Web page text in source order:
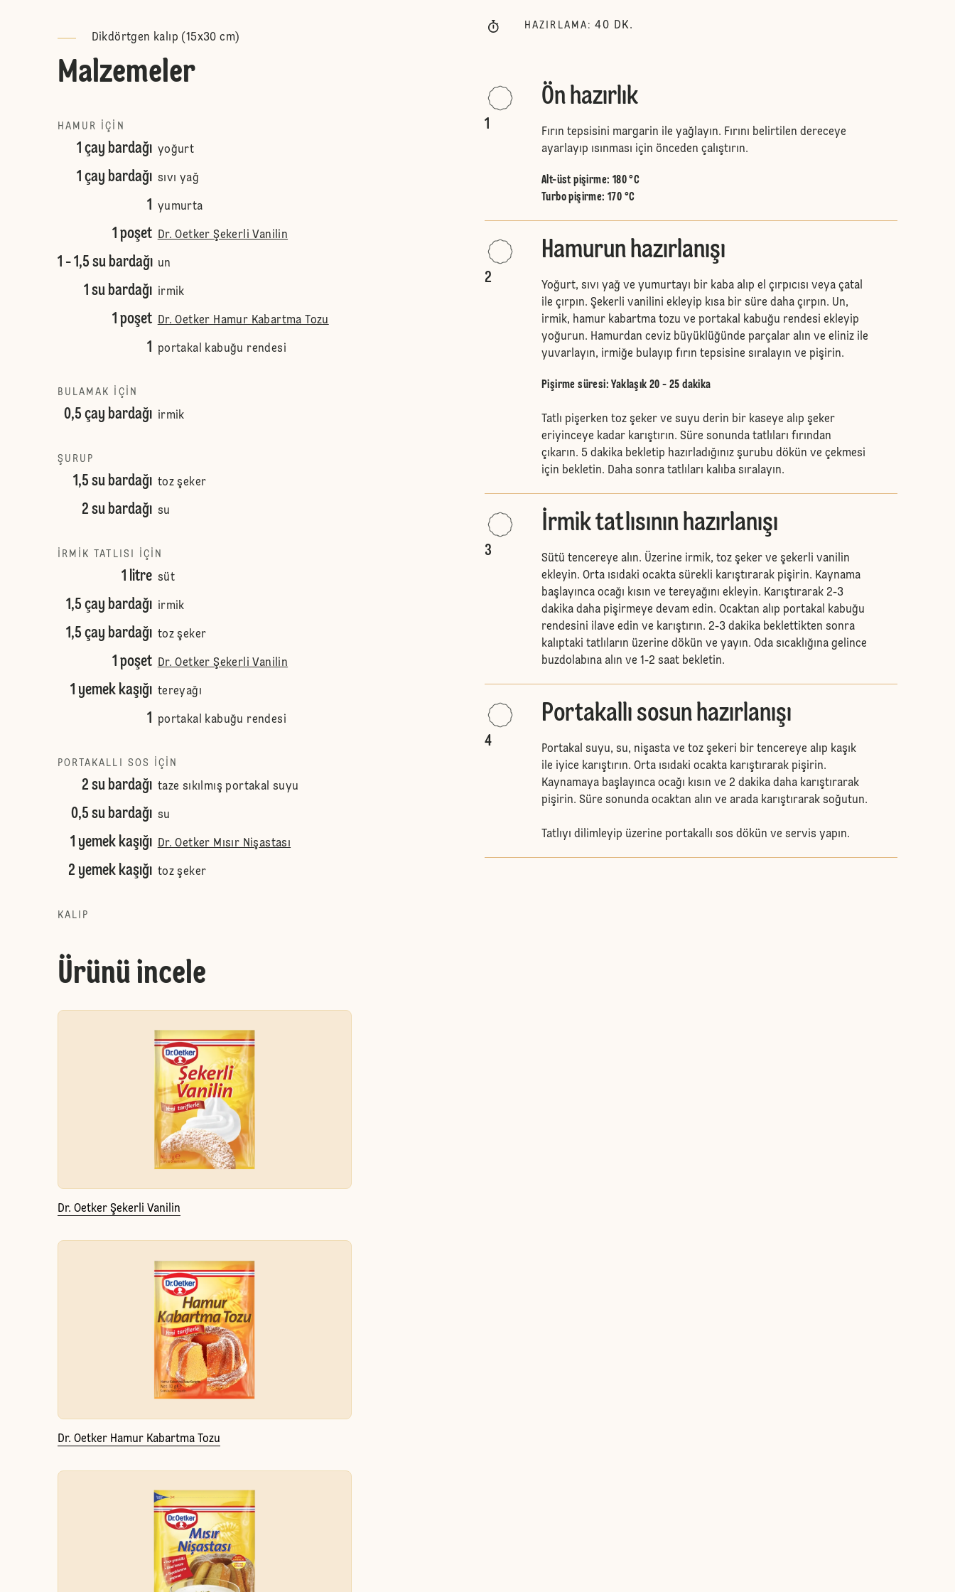
Dikdörtgen kalıp (15x30 cm)
Malzemeler
HAMUR IÇIN
1 çay bardağı yoğurt
1 çay bardağı sıvı yağ
1 yumurta
1 poşet Dr. Oetker Şekerli Vanilin
1 - 1,5 su bardağı un
1 su bardağı irmik
1 poşet Dr. Oetker Hamur Kabartma Tozu
1 portakal kabuğu rendesi
BULAMAK IÇIN
0,5 çay bardağı irmik
ŞURUP
1,5 su bardağı toz şeker
2 su bardağı su
İRMIK TATLISI IÇIN
1 litre süt
1,5 çay bardağı irmik
1,5 çay bardağı toz şeker
1 poşet Dr. Oetker Şekerli Vanilin
1 yemek kaşığı tereyağı
1 portakal kabuğu rendesi
PORTAKALLI SOS IÇIN
2 su bardağı taze sıkılmış portakal suyu
0,5 su bardağı su
1 yemek kaşığı Dr. Oetker Mısır Nişastası
2 yemek kaşığı toz şeker
KALIP
Ürünü incele
Dr. Oetker Şekerli Vanilin
Dr. Oetker Hamur Kabartma Tozu
HAZIRLAMA : 40 DK.
1
Ön hazırlık
Fırın tepsisini margarin ile yağlayın. Fırını belirtilen dereceye
ayarlayıp ısınması için önceden çalıştırın.
Alt-üst pişirme: 180 °C
Turbo pişirme: 170 °C
2
Hamurun hazırlanışı
Yoğurt, sıvı yağ ve yumurtayı bir kaba alıp el çırpıcısı veya çatal
ile çırpın. Şekerli vanilini ekleyip kısa bir süre daha çırpın. Un,
irmik, hamur kabartma tozu ve portakal kabuğu rendesi ekleyip
yoğurun. Hamurdan ceviz büyüklüğünde parçalar alın ve eliniz ile
yuvarlayın, irmiğe bulayıp fırın tepsisine sıralayın ve pişirin.
Pişirme süresi: Yaklaşık 20 - 25 dakika
Tatlı pişerken toz şeker ve suyu derin bir kaseye alıp şeker
eriyinceye kadar karıştırın. Süre sonunda tatlıları fırından
çıkarın. 5 dakika bekletip hazırladığınız şurubu dökün ve çekmesi
için bekletin. Daha sonra tatlıları kalıba sıralayın.
3
İrmik tatlısının hazırlanışı
Sütü tencereye alın. Üzerine irmik, toz şeker ve şekerli vanilin
ekleyin. Orta ısıdaki ocakta sürekli karıştırarak pişirin. Kaynama
başlayınca ocağı kısın ve tereyağını ekleyin. Karıştırarak 2-3
dakika daha pişirmeye devam edin. Ocaktan alıp portakal kabuğu
rendesini ilave edin ve karıştırın. 2-3 dakika beklettikten sonra
kalıptaki tatlıların üzerine dökün ve yayın. Oda sıcaklığına gelince
buzdolabına alın ve 1-2 saat bekletin.
4
Portakallı sosun hazırlanışı
Portakal suyu, su, nişasta ve toz şekeri bir tencereye alıp kaşık
ile iyice karıştırın. Orta ısıdaki ocakta karıştırarak pişirin.
Kaynamaya başlayınca ocağı kısın ve 2 dakika daha karıştırarak
pişirin. Süre sonunda ocaktan alın ve arada karıştırarak soğutun.
Tatlıyı dilimleyip üzerine portakallı sos dökün ve servis yapın.